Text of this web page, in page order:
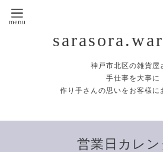
神戸市北区の雑貨屋
手仕事を大事に
作り手さんの思いをお客様に
営業日カレン